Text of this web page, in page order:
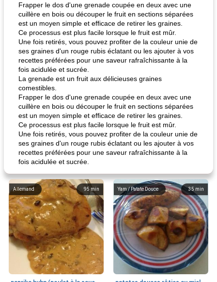
Frapper le dos d'une grenade coupée en deux avec une
cuillère en bois ou découper le fruit en sections séparées
est un moyen simple et efficace de retirer les graines.
Ce processus est plus facile lorsque le fruit est mûr.
Une fois retirés, vous pouvez profiter de la couleur unie de
ses graines d'un rouge rubis éclatant ou les ajouter à vos
recettes préférées pour une saveur rafraîchissante à la
fois acidulée et sucrée.
La grenade est un fruit aux délicieuses graines
comestibles.
Frapper le dos d'une grenade coupée en deux avec une
cuillère en bois ou découper le fruit en sections séparées
est un moyen simple et efficace de retirer les graines.
Ce processus est plus facile lorsque le fruit est mûr.
Une fois retirés, vous pouvez profiter de la couleur unie de
ses graines d'un rouge rubis éclatant ou les ajouter à vos
recettes préférées pour une saveur rafraîchissante à la
fois acidulée et sucrée.
95 min
Allemand 35 min
Yam / Patate Douce